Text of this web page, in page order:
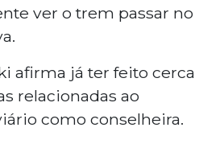
ver o trem passar no
afirma já ter feito cerca
relacionadas ao
como conselheira.